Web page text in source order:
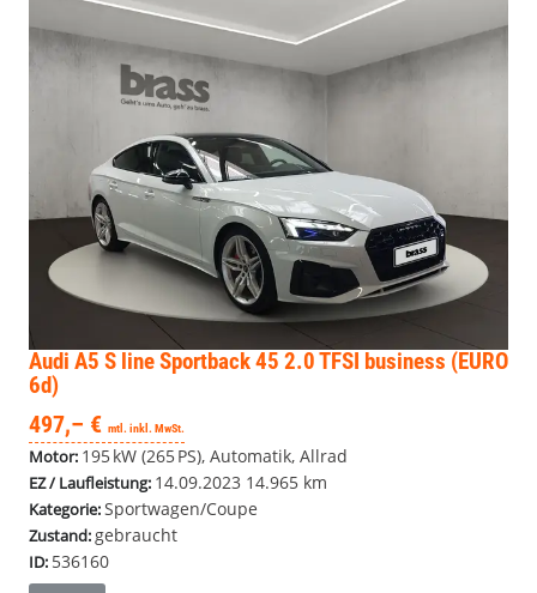
Audi A5 S line Sportback 45 2.0 TFSI business (EURO
6d)
497,– € mtl. inkl. MwSt.
Motor: 195 kW (265 PS), Automatik, Allrad
EZ / Laufleistung: 14.09.2023 14.965 km
Kategorie:Sportwagen/Coupe
Zustand: gebraucht
ID: 536160